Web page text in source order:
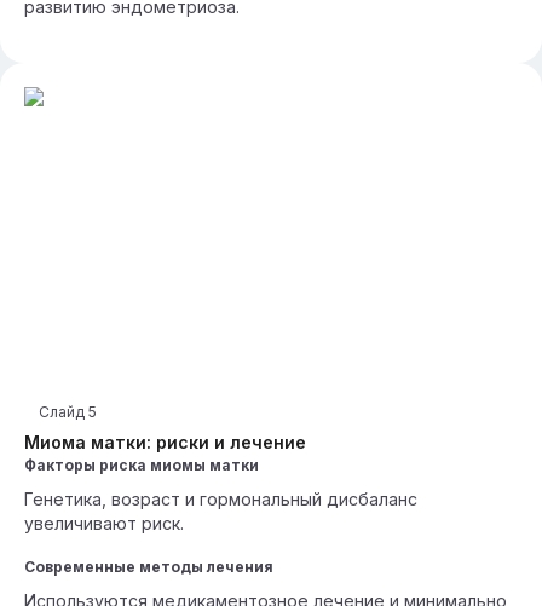
развитию эндометриоза.
Миома матки: риски и лечение
Слайд 5
Факторы риска миомы матки
Генетика, возраст и гормональный дисбаланс
увеличивают риск.
Современные методы лечения
Используются медикаментозное лечение и минимально